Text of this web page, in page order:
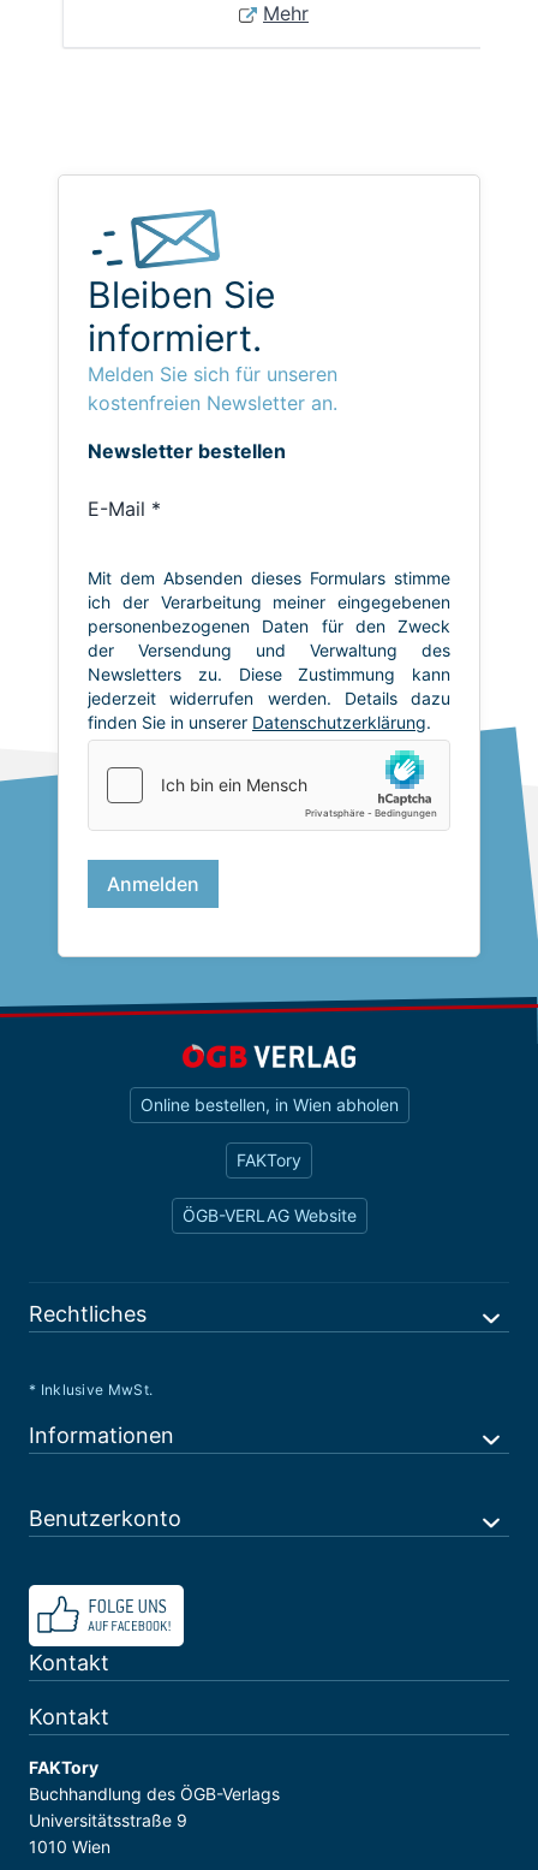
Mehr
Bleiben Sie
informiert.
Melden Sie sich für unseren
kostenfreien Newsletter an.
Online bestellen, in Wien abholen
FAKTory
ÖGB-VERLAG Website
Rechtliches
* Inklusive MwSt.
Informationen
Benutzerkonto
Kontakt
Kontakt
FAKTory
Buchhandlung des ÖGB-Verlags
Universitätsstraße 9
1010 Wien